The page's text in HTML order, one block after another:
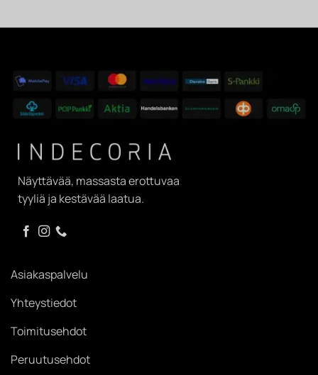
Näyttävää, massasta erottuvaa
tyyliä ja kestävää laatua.
Asiakaspalvelu
Yhteystiedot
Toimitusehdot
Peruutusehdot